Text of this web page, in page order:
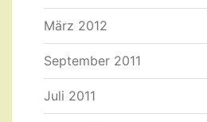
März 2012
September 2011
Juli 2011